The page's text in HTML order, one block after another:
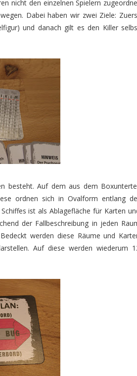
nicht den einzelnen Spielern
Dabei haben wir zwei Ziele:
und danach gilt es den Killer
besteht. Auf dem aus dem
ordnen sich in Ovalform entlang
ist als Ablagefläche für Karten
der Fallbeschreibung in jeden
werden diese Räume und
Auf diese werden wiederum